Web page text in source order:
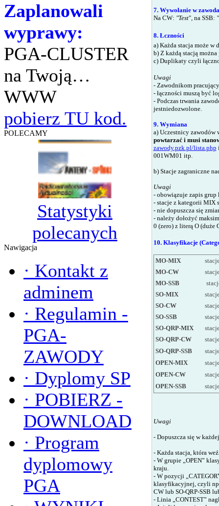
Zaplanowali
wyprawy:
PGA-CLUSTER
na Twoją…
WWW
pobierz TU kod.
POLECAMY
Statystyki
polecanych
Nawigacja
· Kontakt z
adminem
· Regulamin -
PGA-
ZAWODY
· Dyplomy SP
· POBIERZ -
DOWNLOAD
· Program
dyplomowy
PGA
7. Wywołanie w
Na CW: "Test", na SSB:
8. Łczności
a) Każda stacja może w
b) Z każdą stacją
c) Duplikaty czyli
Uwagi
- Zawodnikom
- łączności muszą być
- Podczas trwania
jestniedozwolone.
9. Wymiana
a) Uczestnicy zawodów
powtarzać i musi
zawody.pzk.pl/lista.php
001WM01 itp.
b)Stacje zagraniczne
Uwagi
- obowiązuje zapis
- stacje z kategorii MIX
- nie dopuszcza się
- należy dołożyć
0 (zero) z literą O (duże
10. Klasyfikacje
MO-MIX
MO-CW
MO-SSB
SO-MIX
SO-CW
SO-SSB
SO-QRP-MIX
SO-QRP-CW
SO-QRP-SSB
OPEN-MIX
OPEN-CW
OPEN-SSB
Uwagi
- Dopuszcza się w
-Każda stacja, która
-W grupie „OPEN”
kraju.
-W pozycji
klasyfikacyjnej, czyli
CW lub SO-QRP-SSB
-Linia „CONTEST”